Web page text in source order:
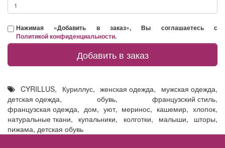
Нажимая «Добавить в заказ», Вы соглашаетесь с
Политикой конфиденциальности.
Добавить в заказ
CYRILLUS, Куриллус,женская одежда, мужская одежда,
детская одежда, обувь, французский стиль,
французская одежда, дом, уют, меринос, кашемир,хлопок,
натуральные ткани, купальники, колготки, малыши, шторы,
пижама, детская обувь